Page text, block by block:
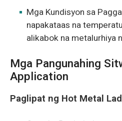
Mga Kundisyon sa
napakataas na
alikabok na metalurhiya
Mga Pangunahing
Application
Paglipat ng Hot Metal